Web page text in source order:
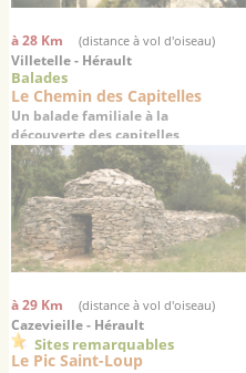
à 28 Km (distance à vol d'oiseau)
Villetelle - Hérault
Balades
Le Chemin des Capitelles
Un balade familiale à la
découverte des capitelles
à 29 Km (distance à vol d'oiseau)
Cazevieille - Hérault
Sites remarquables
Le Pic Saint-Loup